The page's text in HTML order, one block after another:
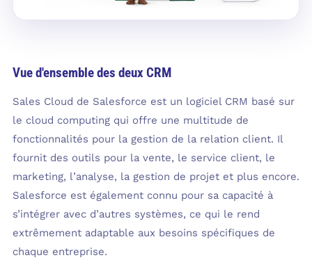
Vue d'ensemble des deux CRM
Sales Cloud de Salesforce est un logiciel CRM basé sur
le cloud computing qui offre une multitude de
fonctionnalités pour la gestion de la relation client. Il
fournit des outils pour la vente, le service client, le
marketing, l’analyse, la gestion de projet et plus encore.
Salesforce est également connu pour sa capacité à
s’intégrer avec d’autres systèmes, ce qui le rend
extrêmement adaptable aux besoins spécifiques de
chaque entreprise.